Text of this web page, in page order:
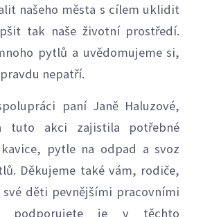
našeho města s cílem uklidit
tak naše životní prostředí.
pytlů a uvědomujeme si,
nepatří.
paní Janě Haluzové,
tuto akci zajistila potřebné
pytle na odpad a svoz
Děkujeme také vám, rodiče,
děti pevnějšími pracovními
podporujete je v těchto